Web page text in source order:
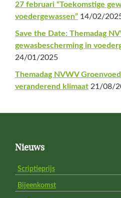
27 februari “Toekomstige
voedergewassen” 14/02/
Save the Date: Themadag
gewasbescherming in
24/01/2025
Themadag NVWV
veranderend klimaat 21/08/
FooterNieuws
Scriptieprijs
Bijeenkomst